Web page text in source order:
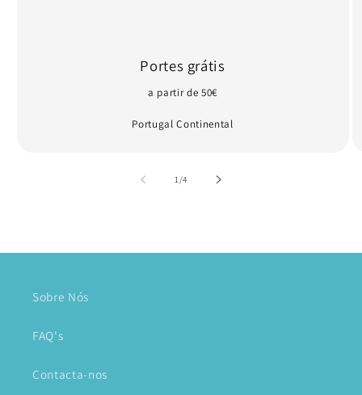
Portes grátis
a partir de 50€
Portugal Continental
1/de
4
Sobre Nós
FAQ's
Contacta-nos